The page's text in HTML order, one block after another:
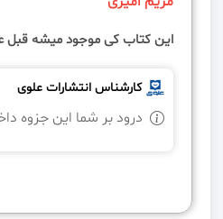
این کتاب کی موجود میشه قبل
کارشناس انتشارات علوی
درود بر شما این